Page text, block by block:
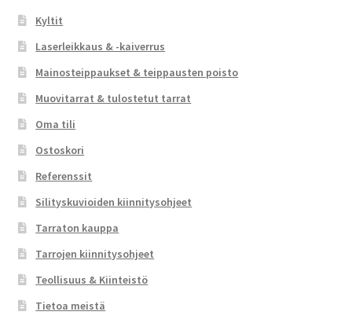
Kyltit
Laserleikkaus & -kaiverrus
Mainosteippaukset & teippausten poisto
Muovitarrat & tulostetut tarrat
Oma tili
Ostoskori
Referenssit
Silityskuvioiden kiinnitysohjeet
Tarraton kauppa
Tarrojen kiinnitysohjeet
Teollisuus & Kiinteistö
Tietoa meistä